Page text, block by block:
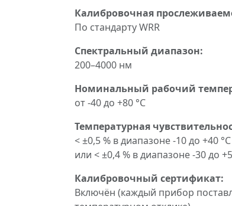
Калибровочная
По стандарту WRR
Спектральный диапазон:
200–4000 нм
Номинальный рабочий
от -40 до +80 °C
Температурная
< ±0,5 % в диапазоне -10 до +40 °C
или < ±0,4 % в диапазоне -30 до
Калибровочный сертификат:
Включён (каждый прибор